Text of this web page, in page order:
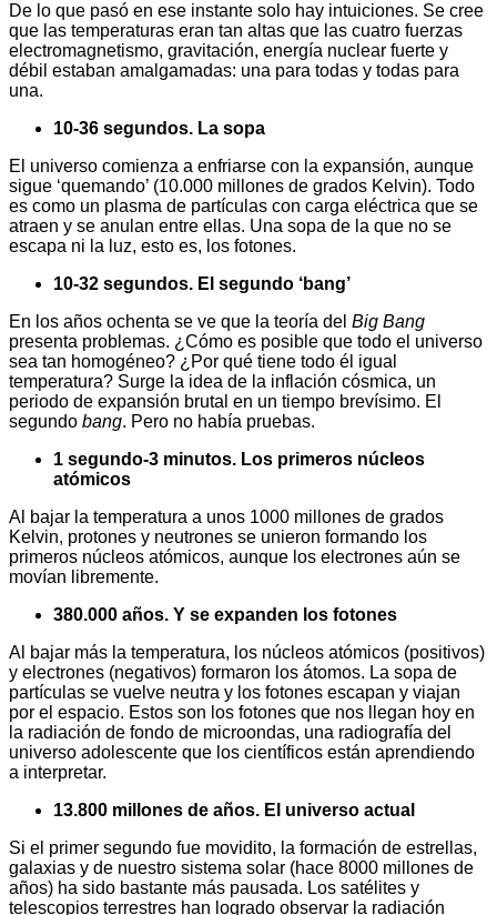
De lo que pasó en ese instante solo hay intuiciones. Se cree
que las temperaturas eran tan altas que las cuatro fuerzas
electromagnetismo, gravitación, energía nuclear fuerte y
débil estaban amalgamadas: una para todas y todas para
una.
10-36 segundos. La sopa
El universo comienza a enfriarse con la expansión, aunque
sigue ‘quemando’ (10.000 millones de grados Kelvin). Todo
es como un plasma de partículas con carga eléctrica que se
atraen y se anulan entre ellas. Una sopa de la que no se
escapa ni la luz, esto es, los fotones.
10-32 segundos. El segundo ‘bang’
En los años ochenta se ve que la teoría del Big Bang
presenta problemas. ¿Cómo es posible que todo el universo
sea tan homogéneo? ¿Por qué tiene todo él igual
temperatura? Surge la idea de la inflación cósmica, un
periodo de expansión brutal en un tiempo brevísimo. El
segundo bang. Pero no había pruebas.
1 segundo-3 minutos. Los primeros núcleos
atómicos
Al bajar la temperatura a unos 1000 millones de grados
Kelvin, protones y neutrones se unieron formando los
primeros núcleos atómicos, aunque los electrones aún se
movían libremente.
380.000 años. Y se expanden los fotones
Al bajar más la temperatura, los núcleos atómicos (positivos)
y electrones (negativos) formaron los átomos. La sopa de
partículas se vuelve neutra y los fotones escapan y viajan
por el espacio. Estos son los fotones que nos llegan hoy en
la radiación de fondo de microondas, una radiografía del
universo adolescente que los científicos están aprendiendo
a interpretar.
13.800 millones de años. El universo actual
Si el primer segundo fue movidito, la formación de estrellas,
galaxias y de nuestro sistema solar (hace 8000 millones de
años) ha sido bastante más pausada. Los satélites y
telescopios terrestres han logrado observar la radiación